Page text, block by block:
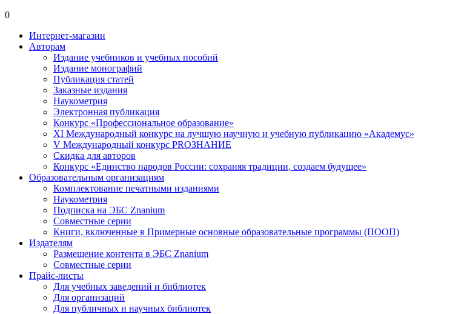
0
Интернет-магазин
Авторам
Издание учебников и учебных пособий
Издание монографий
Публикация статей
Заказные издания
Наукометрия
Электронная публикация
Конкурс «Профессиональное образование»
XI Международный конкурс на лучшую научную и учебную публикацию «Академус»
V Международный конкурс PROЗНАНИЕ
Скидка для авторов
Конкурс «Единство народов России: сохраняя традиции, создаем будущее»
Образовательным организациям
Комплектование печатными изданиями
Наукометрия
Подписка на ЭБС Znanium
Совместные серии
Книги, включенные в Примерные основные образовательные программы (ПООП)
Издателям
Размещение контента в ЭБС Znanium
Совместные серии
Прайс-листы
Для учебных заведений и библиотек
Для организаций
Для публичных и научных библиотек